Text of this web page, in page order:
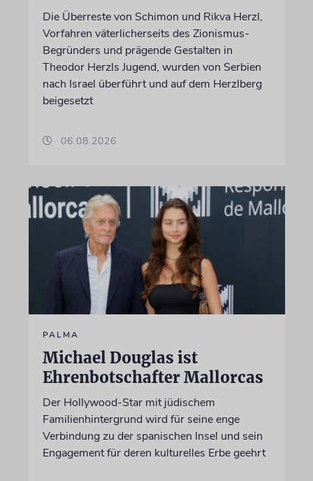
Die Überreste von Schimon und Rikva Herzl,
Vorfahren väterlicherseits des Zionismus-
Begründers und prägende Gestalten in
Theodor Herzls Jugend, wurden von Serbien
nach Israel überführt und auf dem Herzlberg
beigesetzt
06.08.2026
PALMA
Michael Douglas ist
Ehrenbotschafter Mallorcas
Der Hollywood-Star mit jüdischem
Familienhintergrund wird für seine enge
Verbindung zu der spanischen Insel und sein
Engagement für deren kulturelles Erbe geehrt